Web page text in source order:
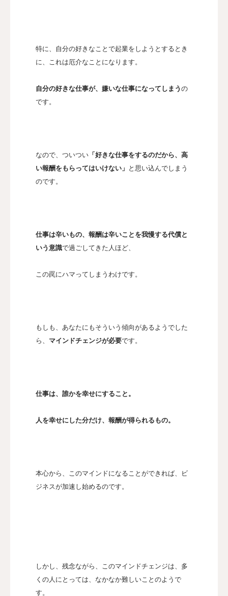
特に、自分の好きなことで起業をしようとするとき
に、これは厄介なことになります。
自分の好きな仕事が、嫌いな仕事になってしまう の
です。
なので、ついつい 「好きな仕事をするのだから、高
い報酬をもらってはいけない」 と思い込んでしまう
のです。
仕事は辛いもの、報酬は辛いことを我慢する代償と
いう意識で過ごしてきた人ほど、
この罠にハマってしまうわけです。
もしも、あなたにもそういう傾向があるようでした
ら、 マインドチェンジが必要です。
仕事は、誰かを幸せにすること。
人を幸せにした分だけ、報酬が得られるもの。
本心から、このマインドになることができれば、ビ
ジネスが加速し始めるのです。
しかし、残念ながら、このマインドチェンジは、多
くの人にとっては、なかなか難しいことのようで
す。